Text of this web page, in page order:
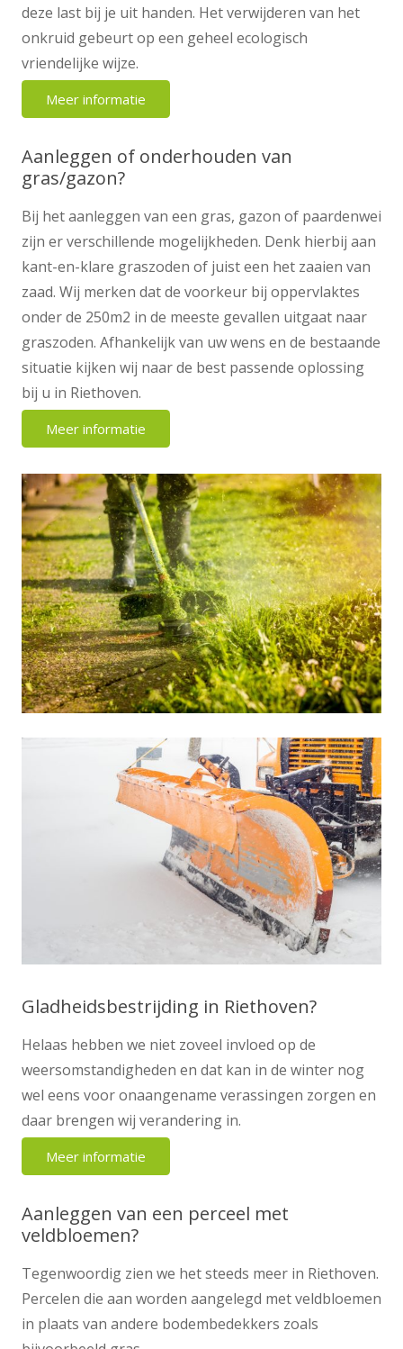
deze last bij je uit handen. Het verwijderen van het
onkruid gebeurt op een geheel ecologisch
vriendelijke wijze.
Meer informatie
Aanleggen of onderhouden van
gras/gazon?
Bij het aanleggen van een gras, gazon of paardenwei
zijn er verschillende mogelijkheden. Denk hierbij aan
kant-en-klare graszoden of juist een het zaaien van
zaad. Wij merken dat de voorkeur bij oppervlaktes
onder de 250m2 in de meeste gevallen uitgaat naar
graszoden. Afhankelijk van uw wens en de bestaande
situatie kijken wij naar de best passende oplossing
bij u in Riethoven.
Meer informatie
Gladheidsbestrijding in Riethoven?
Helaas hebben we niet zoveel invloed op de
weersomstandigheden en dat kan in de winter nog
wel eens voor onaangename verassingen zorgen en
daar brengen wij verandering in.
Meer informatie
Aanleggen van een perceel met
veldbloemen?
Tegenwoordig zien we het steeds meer in Riethoven.
Percelen die aan worden aangelegd met veldbloemen
in plaats van andere bodembedekkers zoals